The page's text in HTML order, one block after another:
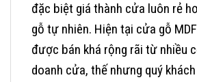
đặc biệt giá thành cửa luôn rẻ
gỗ tự nhiên. Hiện tại cửa gỗ
được bán khá rộng rãi từ nhiều
doanh cửa, thế nhưng quý